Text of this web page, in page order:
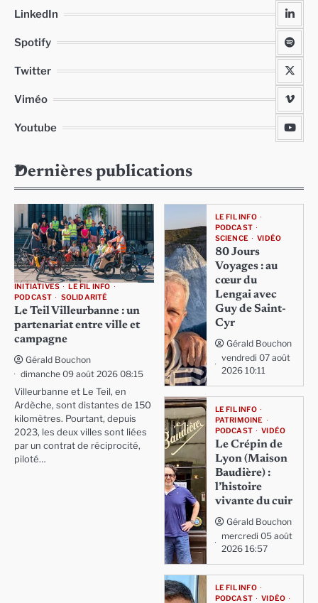
LinkedIn
Spotify
Twitter
Viméo
Youtube
Dernières publications
INITIATIVES
LE FIL INFO
PODCAST
SOLIDARITÉ
Le Teil Villeurbanne : un
partenariat entre ville et
campagne
Gérald Bouchon
dimanche 09 août 2026 08:15
Villeurbanne et Le Teil, en
Ardèche, sont distantes de 150
kilomètres. Pourtant, depuis
2023, les deux villes sont liées
par un contrat de réciprocité,
piloté…
LE FIL INFO
PODCAST
SCIENCE
VIDÉO
80 Jours
Voyages : au
cœur du
Lengai avec
Guy de Saint-
Cyr
Gérald Bouchon
vendredi 07 août
2026 10:11
LE FIL INFO
PATRIMOINE
PODCAST
VIDÉO
Le Crépin de
Lyon (Maison
Baudière) :
l’histoire
vivante du cuir
Gérald Bouchon
mercredi 05 août
2026 16:57
LE FIL INFO
PODCAST
VIDÉO